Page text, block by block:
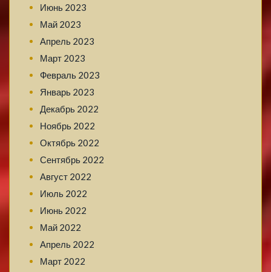
Июнь 2023
Май 2023
Апрель 2023
Март 2023
Февраль 2023
Январь 2023
Декабрь 2022
Ноябрь 2022
Октябрь 2022
Сентябрь 2022
Август 2022
Июль 2022
Июнь 2022
Май 2022
Апрель 2022
Март 2022